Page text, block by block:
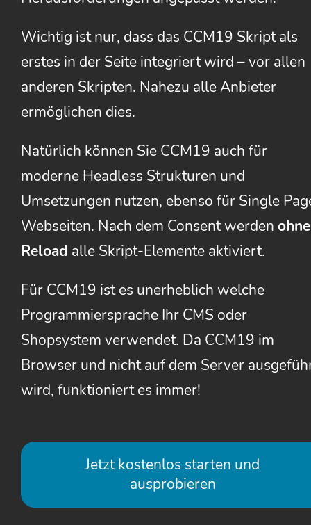
Wichtig ist nur, dass das CCM19 Skript als
erstes in der Seite integriert wird – vor allen
anderen Skripten. Nahezu alle Anbieter
ermöglichen dies.
Natürlich können Sie CCM19 auch für
moderne Headless Strukturen und
Umsetzungen nutzen, ebenso für Single
Webseiten. Nach dem Consent werden ohne
Reload alle Skript-Elemente aktiviert.
Für CCM19 ist es unerheblich welche
Programmiersprache Ihr CMS oder
Shopsystem verwendet. Da CCM19 im
Browser und nicht auf dem Server
wird, funktioniert es immer!
Jetzt kostenlos starten und
ausprobieren